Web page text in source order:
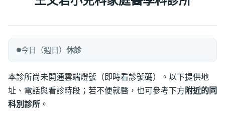
今日（週日） 休診
本診所尚未開通雲端燈號（即時看診號碼）。以下提供地
址、電話與看診時段；若不便就醫，也可參考下方 附近的同
科別診所 。